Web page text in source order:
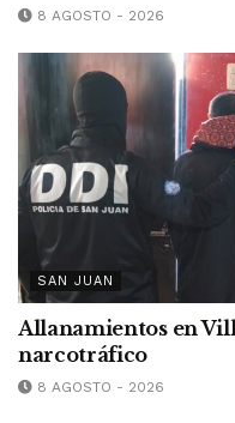
8 AGOSTO - 2026
SAN JUAN
Allanamientos en
narcotráfico
8 AGOSTO - 2026